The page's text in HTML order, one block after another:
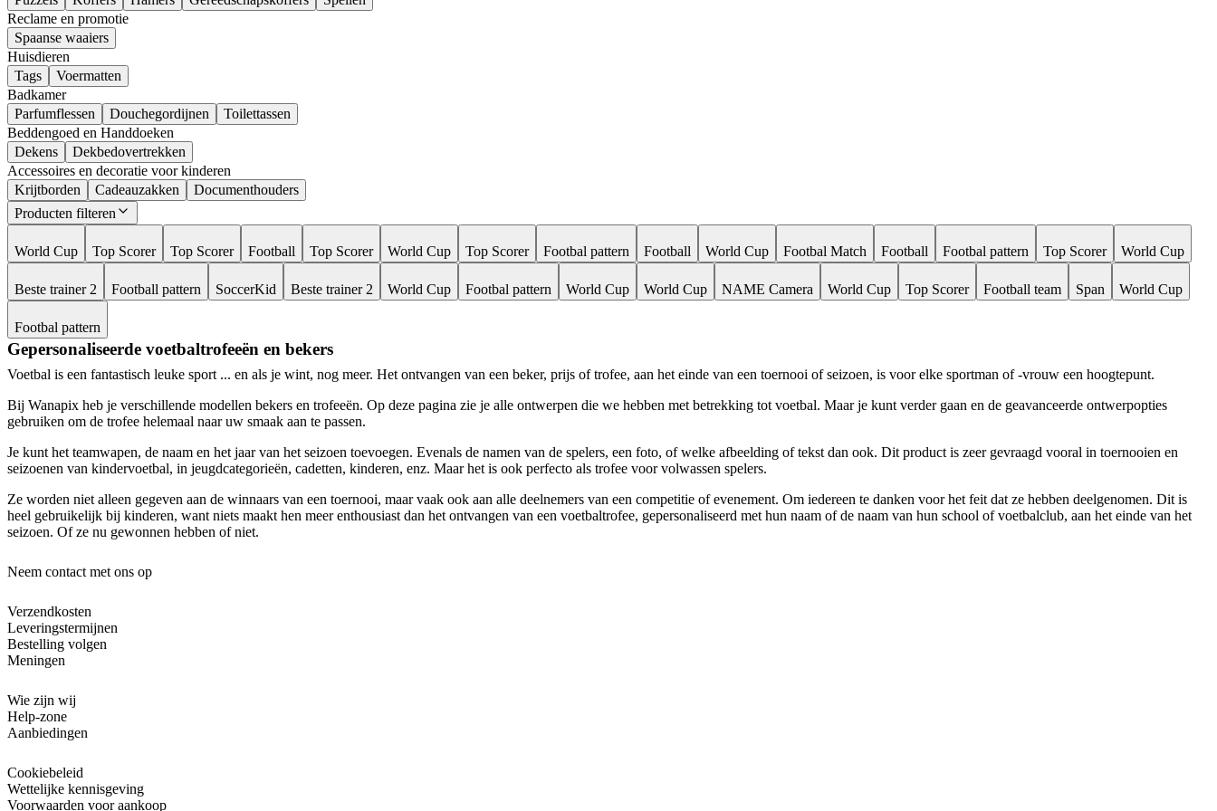
Reclame en promotie
Spaanse waaiers
Huisdieren
Tags
Voermatten
Badkamer
Parfumflessen
Douchegordijnen
Toilettassen
Beddengoed en Handdoeken
Dekens
Dekbedovertrekken
Accessoires en decoratie voor kinderen
Krijtborden
Cadeauzakken
Documenthouders
Producten filteren
World Cup Top Scorer Top Scorer Football Top Scorer World Cup Top Scorer Footbal pattern Football World Cup Footbal Match Football Footbal pattern Top Scorer World Cup
Beste trainer 2 Football pattern SoccerKid Beste trainer 2 World Cup Footbal pattern World Cup World Cup NAME Camera World Cup Top Scorer Football team Span World Cup
Footbal pattern
Gepersonaliseerde voetbaltrofeeën en bekers
Voetbal is een fantastisch leuke sport ... en als je wint, nog meer. Het ontvangen van een beker, prijs of trofee, aan het einde van een toernooi of seizoen, is voor elke sportman of -vrouw een hoogtepunt.
Bij Wanapix heb je verschillende modellen bekers en trofeeën. Op deze pagina zie je alle ontwerpen die we hebben met betrekking tot voetbal. Maar je kunt verder gaan en de geavanceerde ontwerpopties
gebruiken om de trofee helemaal naar uw smaak aan te passen.
Je kunt het teamwapen, de naam en het jaar van het seizoen toevoegen. Evenals de namen van de spelers, een foto, of welke afbeelding of tekst dan ook. Dit product is zeer gevraagd vooral in toernooien en
seizoenen van kindervoetbal, in jeugdcategorieën, cadetten, kinderen, enz. Maar het is ook perfecto als trofee voor volwassen spelers.
Ze worden niet alleen gegeven aan de winnaars van een toernooi, maar vaak ook aan alle deelnemers van een competitie of evenement. Om iedereen te danken voor het feit dat ze hebben deelgenomen. Dit is
heel gebruikelijk bij kinderen, want niets maakt hen meer enthousiast dan het ontvangen van een voetbaltrofee, gepersonaliseerd met hun naam of de naam van hun school of voetbalclub, aan het einde van het
seizoen. Of ze nu gewonnen hebben of niet.
Neem contact met ons op
Verzendkosten
Leveringstermijnen
Bestelling volgen
Meningen
Wie zijn wij
Help-zone
Aanbiedingen
Cookiebeleid
Wettelijke kennisgeving
Voorwaarden voor aankoop